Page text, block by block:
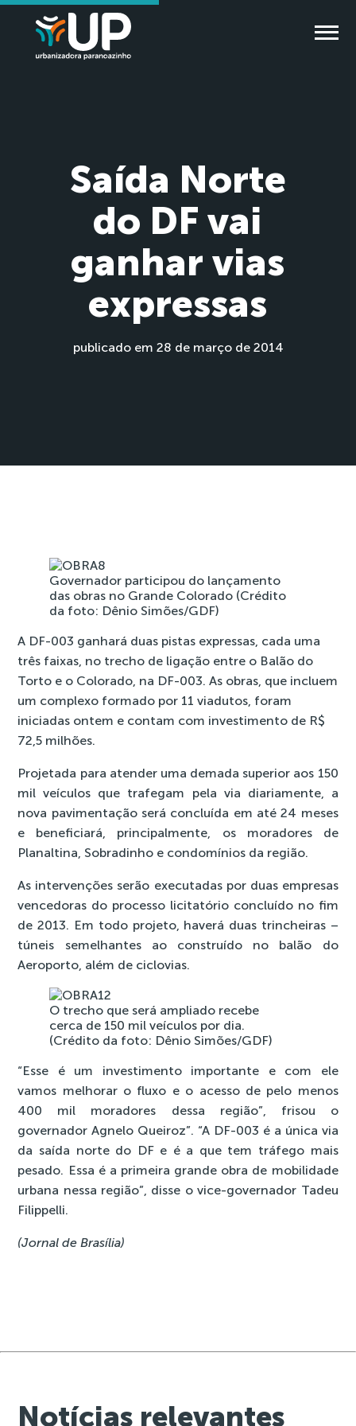
Saída Norte
do DF vai
ganhar vias
expressas
publicado em 28 de março de 2014
Governador participou do lançamento
das obras no Grande Colorado (Crédito
da foto: Dênio Simões/GDF)
A DF-003 ganhará duas pistas expressas, cada uma
três faixas, no trecho de ligação entre o Balão do
Torto e o Colorado, na DF-003. As obras, que incluem
um complexo formado por 11 viadutos, foram
iniciadas ontem e contam com investimento de R$
72,5 milhões.
Projetada para atender uma demada superior aos 150
mil veículos que trafegam pela via diariamente, a
nova pavimentação será concluída em até 24 meses
e beneficiará, principalmente, os moradores de
Planaltina, Sobradinho e condomínios da região.
As intervenções serão executadas por duas empresas
vencedoras do processo licitatório concluído no fim
de 2013. Em todo projeto, haverá duas trincheiras –
túneis semelhantes ao construído no balão do
Aeroporto, além de ciclovias.
O trecho que será ampliado recebe
cerca de 150 mil veículos por dia.
(Crédito da foto: Dênio Simões/GDF)
“Esse é um investimento importante e com ele
vamos melhorar o fluxo e o acesso de pelo menos
400 mil moradores dessa região”, frisou o
governador Agnelo Queiroz”. “A DF-003 é a única via
da saída norte do DF e é a que tem tráfego mais
pesado. Essa é a primeira grande obra de mobilidade
urbana nessa região”, disse o vice-governador Tadeu
Filippelli.
(Jornal de Brasília)
Notícias relevantes